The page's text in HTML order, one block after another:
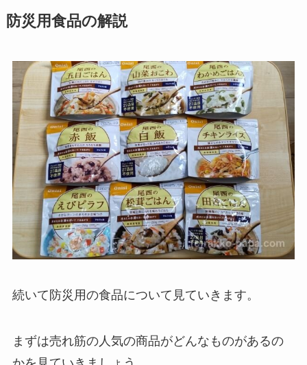
防災用食品の解説
続いて防災用の食品について見ていきます。
まずは売れ筋の人気の商品がどんなものがあるの